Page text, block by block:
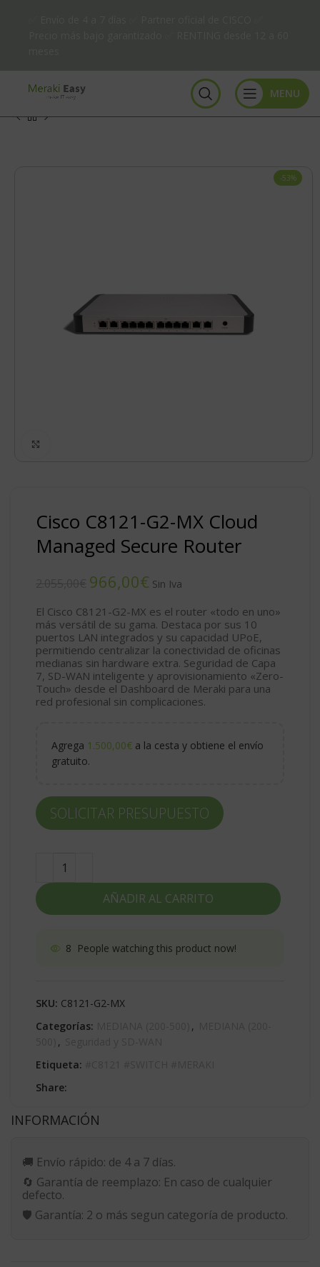
MENU
-53%
Cisco C8121-G2-MX Cloud
Managed Secure Router
966,00€
El Cisco C8121-G2-MX es el router «todo en uno»
más versátil de su gama. Destaca por sus 10
puertos LAN integrados y su capacidad UPoE,
permitiendo centralizar la conectividad de oficinas
medianas sin hardware extra. Seguridad de Capa
7, SD-WAN inteligente y aprovisionamiento «Zero-
Touch» desde el Dashboard de Meraki para una
red profesional sin complicaciones.
Agrega 1.500,00€ a la cesta y obtiene el envío
gratuito.
AÑADIR AL CARRITO
SOLICITAR PRESUPUESTO
8 People watching this product now!
SKU: C8121-G2-MX
Categorías:
,
,
Etiqueta:
Share:
INFORMACIÓN
🚚 Envío rápido: de 4 a 7 días.
🔄 Garantía de reemplazo: En caso de cualquier
defecto.
🛡️ Garantía: 2 o más segun categoría de producto.